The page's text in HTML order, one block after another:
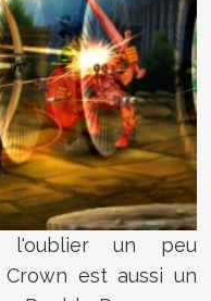
un peu
est aussi un